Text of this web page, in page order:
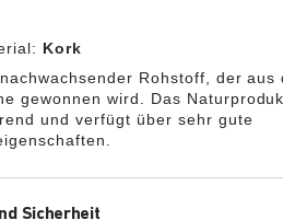
Kork
Rohstoff, der aus
gewonnen wird. Das
und verfügt über sehr gute
Sicherheit